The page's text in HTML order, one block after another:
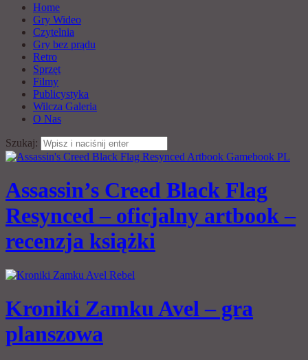
Home
Gry Wideo
Czytelnia
Gry bez prądu
Retro
Sprzęt
Filmy
Publicystyka
Wilcza Galeria
O Nas
Szukaj:
Assassin’s Creed Black Flag
Resynced – oficjalny artbook –
recenzja książki
Kroniki Zamku Avel – gra
planszowa